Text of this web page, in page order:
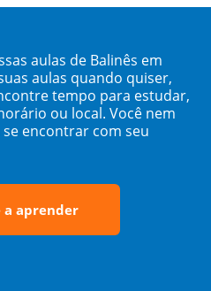
aulas de Balinês em
aulas quando quiser,
tempo para estudar,
ou local. Você nem
encontrar com seu
a aprender